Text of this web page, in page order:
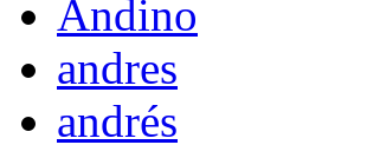
Andino
andres
andrés